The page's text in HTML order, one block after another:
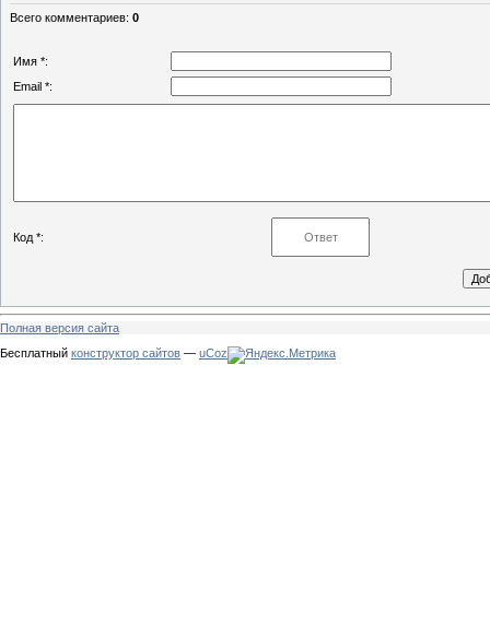
Всего комментариев: 0
Имя *:
Email *:
Код *:
Полная версия сайта
Бесплатный конструктор сайтов — uCoz